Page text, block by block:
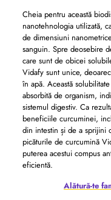
Cheia pentru această
nanotehnologia utilizată,
de dimensiuni
sanguin. Spre deosebire
care sunt de obicei
Vidafy sunt unice,
în apă. Această
absorbită de organism,
sistemul digestiv. Ca
beneficiile curcuminei,
din intestin și de a sprijini
picăturile de curcumină
puterea acestui compus
eficientă.
Alătură-te